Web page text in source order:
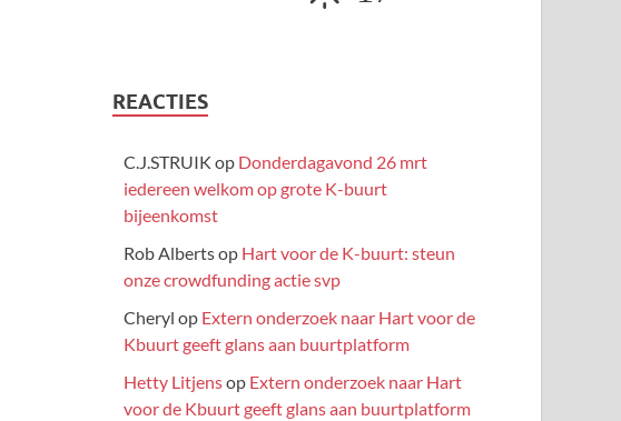
REACTIES
C.J.STRUIK op Donderdagavond 26 mrt
iedereen welkom op grote K-buurt
bijeenkomst
Rob Albertsop Hart voor de K-buurt: steun
onze crowdfunding actie svp
Cheryl op Extern onderzoek naar Hart voor de
Kbuurt geeft glans aan buurtplatform
Hetty Litjensop Extern onderzoek naar Hart
voor de Kbuurt geeft glans aan buurtplatform